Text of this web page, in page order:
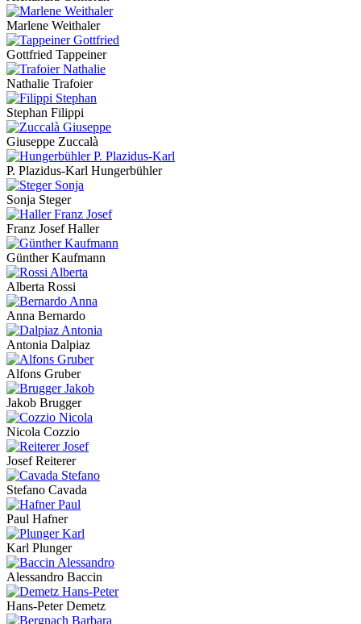
Marlene Weithaler
Gottfried Tappeiner
Nathalie Trafoier
Stephan Filippi
Giuseppe Zuccalà
P. Plazidus-Karl Hungerbühler
Sonja Steger
Franz Josef Haller
Günther Kaufmann
Alberta Rossi
Anna Bernardo
Antonia Dalpiaz
Alfons Gruber
Jakob Brugger
Nicola Cozzio
Josef Reiterer
Stefano Cavada
Paul Hafner
Karl Plunger
Alessandro Baccin
Hans-Peter Demetz